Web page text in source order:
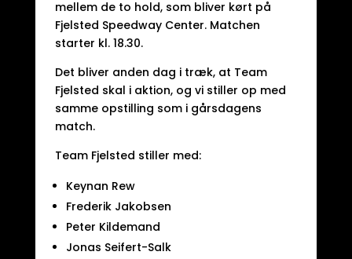
mellem de to hold, som bliver kørt på
Fjelsted Speedway Center. Matchen
starter kl. 18.30.
Det bliver anden dag i træk, at Team
Fjelsted skal i aktion, og vi stiller op med
samme opstilling som i gårsdagens
match.
Team Fjelsted stiller med:
Keynan Rew
Frederik Jakobsen
Peter Kildemand
Jonas Seifert-Salk